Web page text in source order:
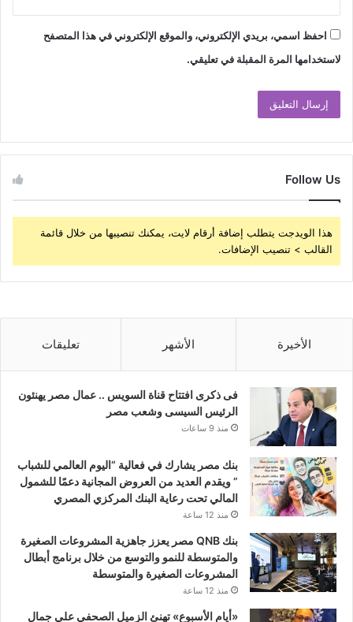
احفظ اسمي، بريدي الإلكتروني، والموقع الإلكتروني في هذا المتصفح
لاستخدامها المرة المقبلة في تعليقي.
Follow Us
هذا الويدجت يتطلب إضافة أرقام لايت، يمكنك تنصيبها من خلال قائمة
القالب > تنصيب الإضافات.
الأخيرة الأشهر تعليقات
فى ذكرى افتتاح قناة السويس .. عمال مصر يهنئون
الرئيس السيسى وشعب مصر
منذ 9 ساعات
بنك مصر يشارك في فعالية “اليوم العالمي للشباب
” ويقدم العديد من العروض المجانية دعمًا للشمول
المالي تحت رعاية البنك المركزي المصري
منذ 12 ساعة
بنك QNB مصر يعزز جاهزية المشروعات الصغيرة
والمتوسطة للنمو والتوسع من خلال برنامج أبطال
المشروعات الصغيرة والمتوسطة
منذ 12 ساعة
«أيام الأسبوع» تهنئ الزميل الصحفي علي جمال